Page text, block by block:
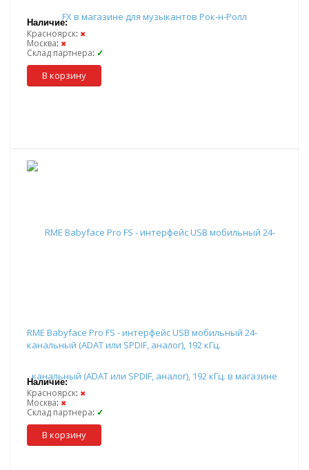
Наличие:
Красноярск: ✖
Москва: ✖
Склад партнера: ✓
В корзину
RME Babyface Pro FS - интерфейс USB мобильный 24-
канальный (ADAT или SPDIF, аналог), 192 кГц.
Наличие:
Красноярск: ✖
Москва: ✖
Склад партнера: ✓
В корзину